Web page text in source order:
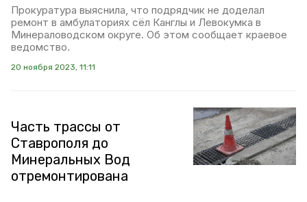
Прокуратура выяснила, что подрядчик не доделал
ремонт в амбулаториях сёл Канглы и Левокумка в
Минераловодском округе. Об этом сообщает краевое
ведомство.
20 ноября 2023, 11:11
Часть трассы от
Ставрополя до
Минеральных Вод
отремонтирована